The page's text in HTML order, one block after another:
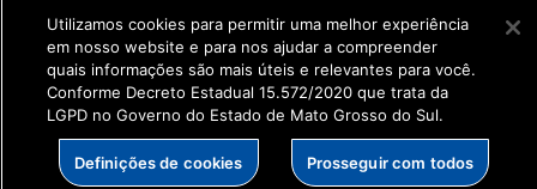
SETDIG | Secretaria-
Executiva de
Transformação Digital
get_footer();
Utilizamos cookies para permitir uma melhor experiência
em nosso website e para nos ajudar a compreender
quais informações são mais úteis e relevantes para você.
Conforme Decreto Estadual 15.572/2020 que trata da
LGPD no Governo do Estado de Mato Grosso do Sul.
Definições de cookies Prosseguir com todos